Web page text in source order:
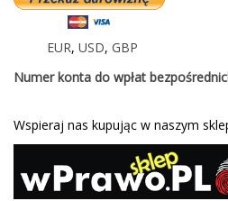
EUR, USD, GBP
Numer konta do wpłat
Wspieraj nas kupując w naszym